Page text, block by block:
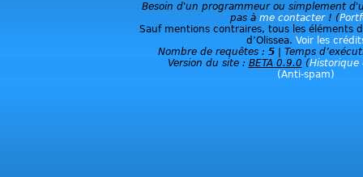
Besoin d'un programmeur ou simplement
pas à me contacter! (
Sauf mentions contraires, tous les éléments
d’Olissea. Voir les
Nombre de requêtes : 5 | Temps
Version du site : BETA 0.9.0 (Historique
(Anti-spam)